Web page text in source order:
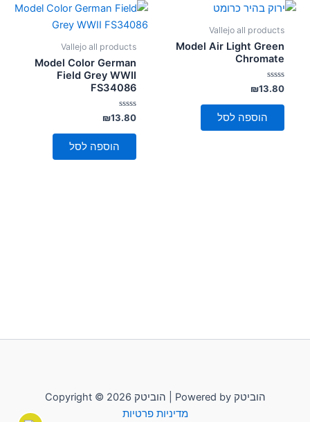
Vallejo all products
Model Air Light Green
Chromate
דורג
0
מתוך
₪13.80
הוספה לסל
Vallejo all products
Model Color German
Field Grey WWII
FS34086
דורג
0
מתוך
₪13.80
הוספה לסל
Copyright © 2026 הוביטק | Powered by הוביטק
מדיניות פרטיות